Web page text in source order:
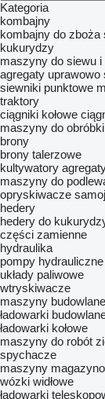
Kategoria
kombajny
kombajny do zboża
kukurydzy
maszyny do siewu i
agregaty uprawowo
siewniki punktowe
traktory
ciągniki kołowe
maszyny do
brony
brony talerzowe
kultywatory
maszyny do
opryskiwacze
hedery
hedery do
części zamienne
hydraulika
pompy hydrauliczne
układy paliwowe
wtryskiwacze
maszyny budowlane
ładowarki
ładowarki kołowe
maszyny do robót
spychacze
maszyny
wózki widłowe
ładowarki